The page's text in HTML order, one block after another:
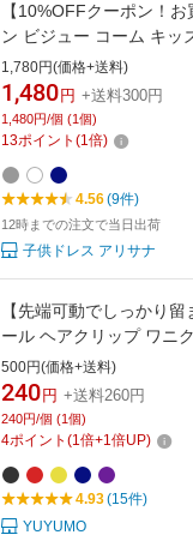
【10%OFFクーポン！
ン ビジュー コーム キッ
供 フォーマル 女の子 子
学式 卒業式 結婚式 ピア
五三 arisana メール便可
1,780円(価格+送料)
1,480 円 +送料300円
1,480円/個 (1個)
13ポイント (1倍)
4.56(9件)
12時までの注文で当日出荷
子供ドレス アリサナ
【先端可動でしっかり
ール ヘアクリップ ワニ
アアレンジ ブロッキング
編み込み 簡単 時短 痛く
YUYUMO
500円(価格+送料)
240 円 +送料260円
240円/個 (1個)
4ポイント (1倍+1倍UP)
4.93(15件)
YUYUMO